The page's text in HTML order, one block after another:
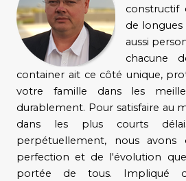
constructif
de longues
aussi
chacune
container ait ce côté unique,
votre famille dans les
durablement. Pour satisfaire au
dans les plus courts
perpétuellement, nous
perfection et de l'évolution
portée de tous. Impliqué